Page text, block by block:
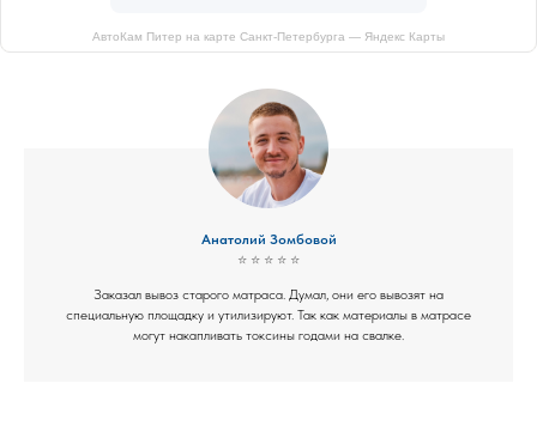
АвтоКам Питер на карте Санкт‑Петербурга — Яндекс Карты
Анатолий Зомбовой
⭐ ⭐ ⭐ ⭐ ⭐
Заказал вывоз старого матраса. Думал, они его вывозят на
специальную площадку и утилизируют. Так как материалы в матрасе
могут накапливать токсины годами на свалке.